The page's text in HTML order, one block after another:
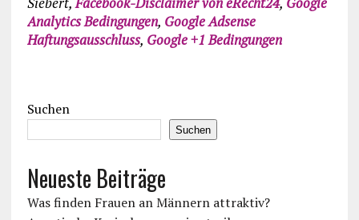
Analytics Bedingungen, Google Adsense
Haftungsausschluss, Google +1 Bedingungen
Suchen
Suchen
Neueste Beiträge
Was finden Frauen an Männern attraktiv?